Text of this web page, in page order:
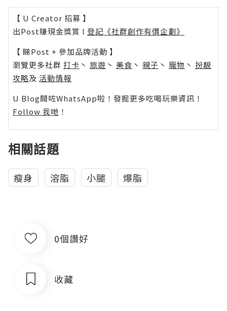
【 U Creator 招募 】
出Post賺現金獎賞 l 登記《社群創作有價企劃》
【 睇Post + 參加品牌活動 】
瀏覽更多社群 打卡 丶 旅遊 丶 美食 丶 親子 丶 寵物 丶 扮靚
攻略及 活動情報
U Blog開咗WhatsApp啦！發掘更多吃喝玩樂資訊！
Follow 我哋 ！
相關話題
瘦身 溶脂 小腿 爆脂
0個讚好
收藏